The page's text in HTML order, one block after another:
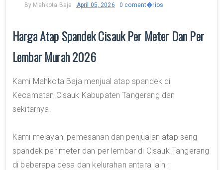
By Mahkota Baja April 05, 2026 0 coment�rios
Harga Atap Spandek Cisauk Per Meter Dan Per
Lembar Murah 2026
Kami Mahkota Baja menjual atap spandek di
Kecamatan Cisauk Kabupaten Tangerang dan
sekitarnya.
Kami melayani pemesanan dan penjualan atap seng
spandek per meter dan per lembar di Cisauk Tangerang
di beberapa desa dan kelurahan antara lain :